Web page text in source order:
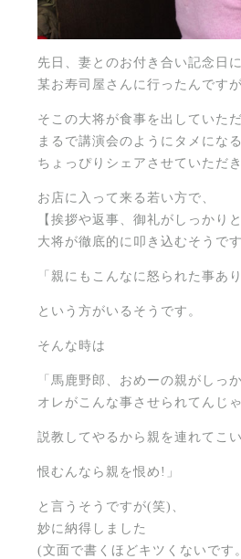
先日、妻とのお付き合い記念日に
某お寿司屋さんに行ったんですが
そこの大将が食事を出していた
まるで講演会のようにタメにな
ちょっぴりシェアさせていただき
お店に入って来る若い方で、
【挨拶や返事、御礼がしっかり
大将が徹底的に叩き込むそうで
「親にもこんなに怒られた事あ
という方がいるそうです。
そんな時は
「馬鹿野郎、おめーの親がしっ
オレがこんな事させられてんじゃ
説教してやるから親を連れてこ
恨むんなら親を恨め!」
と言うそうですが(笑)、
妙に納得しました
(文面で書くほどキツくないです